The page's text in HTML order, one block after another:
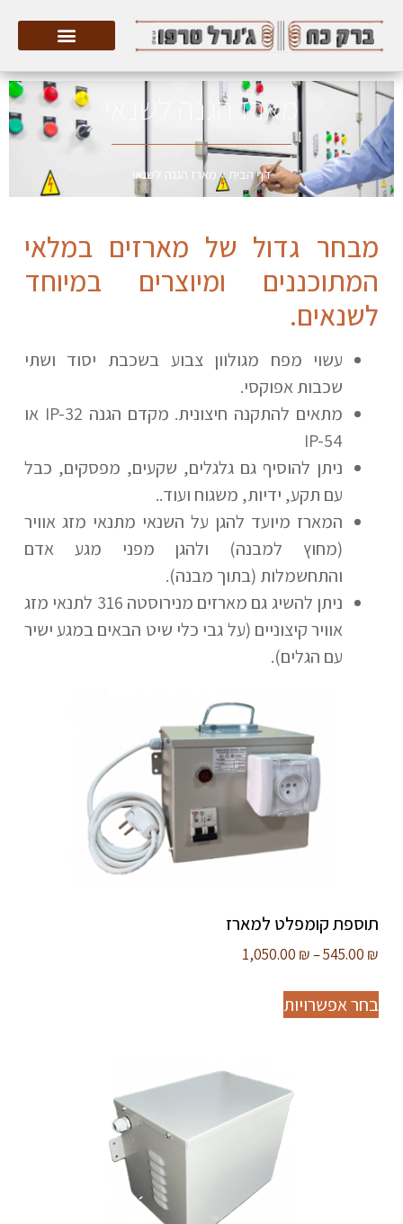
מארז הגנה לשנאי
דף הבית » מארז הגנה לשנאי
מבחר גדול של מארזים במלאי
המתוכננים ומיוצרים במיוחד
לשנאים.
עשוי מפח מגולוון צבוע בשכבת יסוד ושתי
שכבות אפוקסי.
מתאים להתקנה חיצונית. מקדם הגנה IP-32 או
IP-54
ניתן להוסיף גם גלגלים, שקעים, מפסקים, כבל
עם תקע, ידיות, משגוח ועוד..
המארז מיועד להגן על השנאי מתנאי מזג אוויר
(מחוץ למבנה) ולהגן מפני מגע אדם
והתחשמלות (בתוך מבנה).
ניתן להשיג גם מארזים מנירוסטה 316 לתנאי מזג
אוויר קיצוניים (על גבי כלי שיט הבאים במגע ישיר
עם הגלים).
תוספת קומפלט למארז
545.00 ₪
–
1,050.00 ₪
בחר אפשרויות